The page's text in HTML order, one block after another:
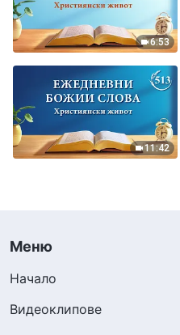
6:53
11:42
Меню
Начало
Видеоклипове